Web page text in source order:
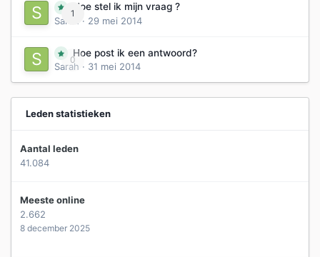
1
Hoe stel ik mijn vraag ?
Sarah
· 29 mei 2014
0
Hoe post ik een antwoord?
Sarah · 31 mei 2014
Leden statistieken
Aantal leden
41.084
Meeste online
2.662
8 december 2025